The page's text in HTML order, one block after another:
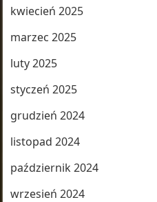
kwiecień 2025
marzec 2025
luty 2025
styczeń 2025
grudzień 2024
listopad 2024
październik 2024
wrzesień 2024